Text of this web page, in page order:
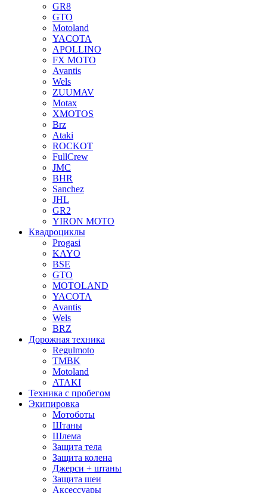
GR8
GTO
Motoland
YACOTA
APOLLINO
FX MOTO
Avantis
Wels
ZUUMAV
Motax
XMOTOS
Brz
Ataki
ROCKOT
FullCrew
JMC
BHR
Sanchez
JHL
GR2
YIRON MOTO
Квадроциклы
Progasi
KAYO
BSE
GTO
MOTOLAND
YACOTA
Avantis
Wels
BRZ
Дорожная техника
Regulmoto
TMBK
Motoland
ATAKI
Техника с пробегом
Экипировка
Мотоботы
Штаны
Шлема
Защита тела
Защита колена
Джерси + штаны
Защита шеи
Аксессуары